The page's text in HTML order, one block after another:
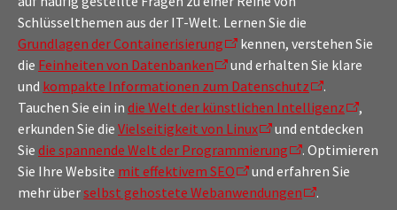
Schlüsselthemen aus der IT-Welt. Lernen Sie die
Grundlagen der Containerisierung
kennen, verstehen Sie
die Feinheiten von Datenbanken
und erhalten Sie klare
und kompakte Informationen zum Datenschutz
.
Tauchen Sie ein in die Welt der künstlichen Intelligenz
,
erkunden Sie die Vielseitigkeit von Linux
und entdecken
Sie die spannende Welt der Programmierung
. Optimieren
Sie Ihre Website mit effektivem SEO
und erfahren Sie
mehr überselbst gehostete Webanwendungen .